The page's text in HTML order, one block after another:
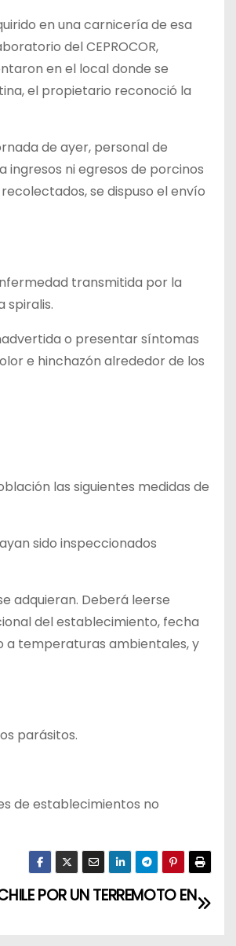
en una carnicería de esa
del CEPROCOR,
en el local donde se
el propietario reconoció la
de ayer, personal de
ni egresos de porcinos
se dispuso el envío
transmitida por la
spiralis.
o presentar síntomas
e hinchazón alrededor de los
las siguientes medidas de
sido inspeccionados
adquieran. Deberá leerse
del establecimiento, fecha
a temperaturas ambientales, y
parásitos.
de establecimientos no
POR UN TERREMOTO EN